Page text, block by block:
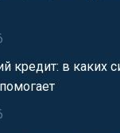
кредит: в каких